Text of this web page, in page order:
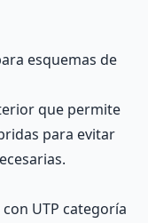
esquemas de
que permite
para evitar
UTP categoría